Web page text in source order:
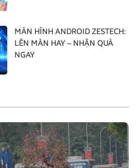
MÀN HÌNH ANDROID ZESTECH:
LÊN MÀN HAY – NHẬN QUÀ
NGAY